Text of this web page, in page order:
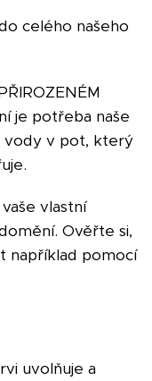
celého našeho
je potřeba naše
vody v pot, který
vlastní
Ověřte si,
například pomocí
uvolňuje a